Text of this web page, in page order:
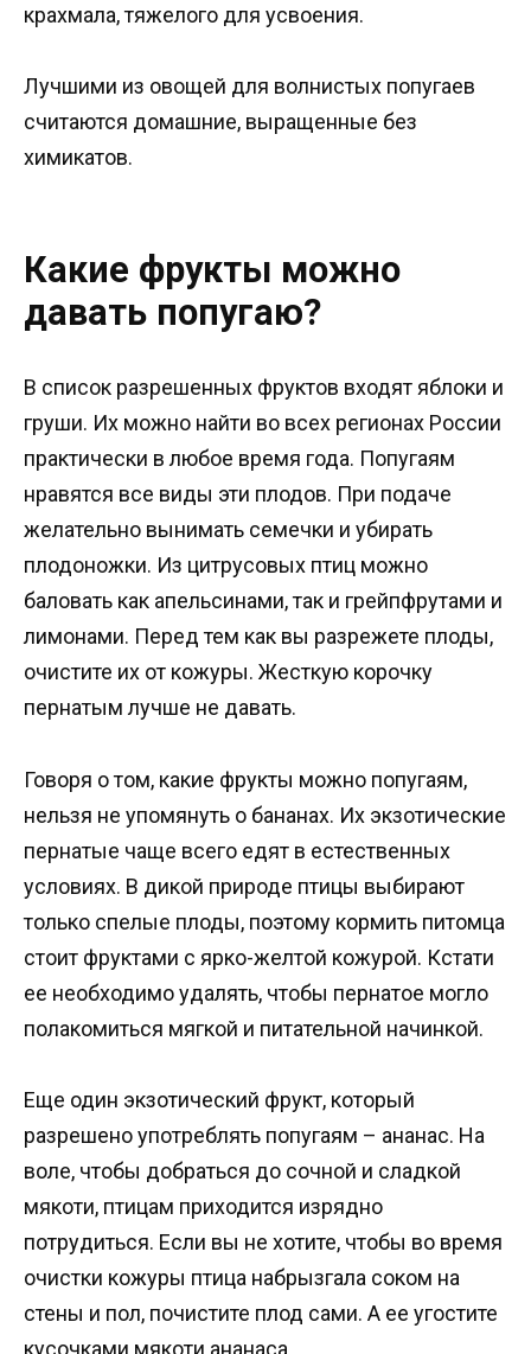
крахмала, тяжелого для усвоения.
Лучшими из овощей для волнистых попугаев
считаются домашние, выращенные без
химикатов.
Какие фрукты можно
давать попугаю?
В список разрешенных фруктов входят яблоки и
груши. Их можно найти во всех регионах России
практически в любое время года. Попугаям
нравятся все виды эти плодов. При подаче
желательно вынимать семечки и убирать
плодоножки. Из цитрусовых птиц можно
баловать как апельсинами, так и грейпфрутами и
лимонами. Перед тем как вы разрежете плоды,
очистите их от кожуры. Жесткую корочку
пернатым лучше не давать.
Говоря о том, какие фрукты можно попугаям,
нельзя не упомянуть о бананах. Их экзотические
пернатые чаще всего едят в естественных
условиях. В дикой природе птицы выбирают
только спелые плоды, поэтому кормить питомца
стоит фруктами с ярко-желтой кожурой. Кстати
ее необходимо удалять, чтобы пернатое могло
полакомиться мягкой и питательной начинкой.
Еще один экзотический фрукт, который
разрешено употреблять попугаям – ананас. На
воле, чтобы добраться до сочной и сладкой
мякоти, птицам приходится изрядно
потрудиться. Если вы не хотите, чтобы во время
очистки кожуры птица набрызгала соком на
стены и пол, почистите плод сами. А ее угостите